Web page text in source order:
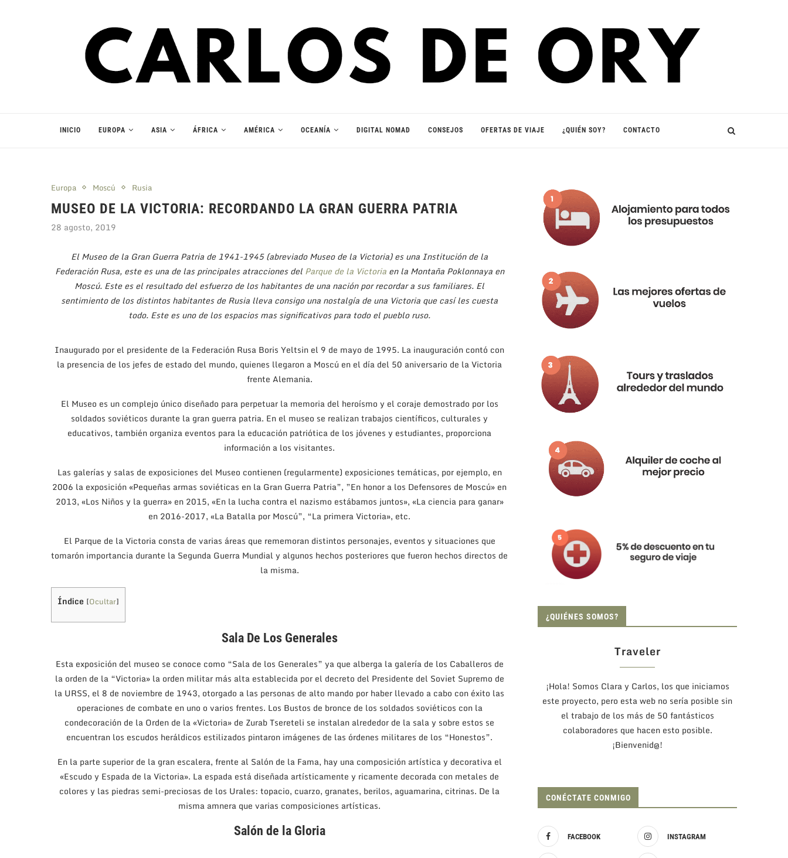
INICIO EUROPA ASIA ÁFRICA AMÉRICA OCEANÍA DIGITAL NOMAD CONSEJOS OFERTAS DE VIAJE ¿QUIÉN SOY? CONTACTO
Europa Moscú Rusia
MUSEO DE LA VICTORIA: RECORDANDO LA GRAN GUERRA PATRIA
28 agosto, 2019
El Museo de la Gran Guerra Patria de 1941-1945 (abreviado Museo de la Victoria) es una Institución de la
Federación Rusa, este es una de las principales atracciones del Parque de la Victoriaen la Montaña Poklonnaya en
Moscú. Este es el resultado del esfuerzo de los habitantes de una nación por recordar a sus familiares. El
sentimiento de los distintos habitantes de Rusia lleva consigo una nostalgía de una Victoria que casí les cuesta
todo. Este es uno de los espacios mas significativos para todo el pueblo ruso.
Inaugurado por el presidente de la Federación Rusa Boris Yeltsin el 9 de mayo de 1995. La inauguración contó con
la presencia de los jefes de estado del mundo, quienes llegaron a Moscú en el día del 50 aniversario de la Victoria
frente Alemania.
El Museo es un complejo único diseñado para perpetuar la memoria del heroísmo y el coraje demostrado por los
soldados soviéticos durante la gran guerra patria. En el museo se realizan trabajos científicos, culturales y
educativos, también organiza eventos para la educación patriótica de los jóvenes y estudiantes, proporciona
información a los visitantes.
Las galerías y salas de exposiciones del Museo contienen (regularmente) exposiciones temáticas, por ejemplo, en
2006 la exposición «Pequeñas armas soviéticas en la Gran Guerra Patria”, ”En honor a los Defensores de Moscú» en
2013, «Los Niños y la guerra» en 2015, «En la lucha contra el nazismo estábamos juntos», «La ciencia para ganar»
en 2016-2017, «La Batalla por Moscú”, “La primera Victoria», etc.
El Parque de la Victoria consta de varias áreas que rememoran distintos personajes, eventos y situaciones que
tomarón importancia durante la Segunda Guerra Mundial y algunos hechos posteriores que fueron hechos directos de
la misma.
Índice [Ocultar]
Sala De Los Generales
Esta exposición del museo se conoce como “Sala de los Generales” ya que alberga la galería de los Caballeros de
la orden de la “Victoria» la orden militar más alta establecida por el decreto del Presidente del Soviet Supremo de
la URSS, el 8 de noviembre de 1943, otorgado a las personas de alto mando por haber llevado a cabo con éxito las
operaciones de combate en uno o varios frentes. Los Bustos de bronce de los soldados soviéticos con la
condecoración de la Orden de la «Victoria» de Zurab Tsereteli se instalan alrededor de la sala y sobre estos se
encuentran los escudos heráldicos estilizados pintaron imágenes de las órdenes militares de los “Honestos”.
En la parte superior de la gran escalera, frente al Salón de la Fama, hay una composición artística y decorativa el
«Escudo y Espada de la Victoria». La espada está diseñada artísticamente y ricamente decorada con metales de
colores y las piedras semi-preciosas de los Urales: topacio, cuarzo, granates, berilos, aguamarina, citrinas. De la
misma amnera que varias composiciones artísticas.
Salón de la Gloria
¿QUIÉNES SOMOS?
Traveler
¡Hola! Somos Clara y Carlos, los que iniciamos
este proyecto, pero esta web no sería posible sin
el trabajo de los más de 50 fantásticos
colaboradores que hacen esto posible.
¡Bienvenid@!
CONÉCTATE CONMIGO
FACEBOOK INSTAGRAM